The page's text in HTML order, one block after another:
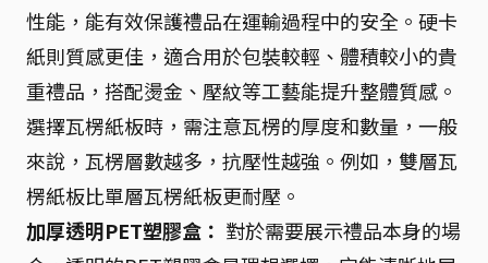
性能，能有效保護禮品在運輸過程中的安全。硬卡
紙則質感更佳，適合用於包裝較輕、體積較小的貴
重禮品，搭配燙金、壓紋等工藝能提升整體質感。
選擇瓦楞紙板時，需注意瓦楞的厚度和數量，一般
來說，瓦楞層數越多，抗壓性越強。例如，雙層瓦
楞紙板比單層瓦楞紙板更耐壓。
加厚透明PET塑膠盒： 對於需要展示禮品本身的場